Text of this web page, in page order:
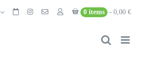
0 items 0,00 €